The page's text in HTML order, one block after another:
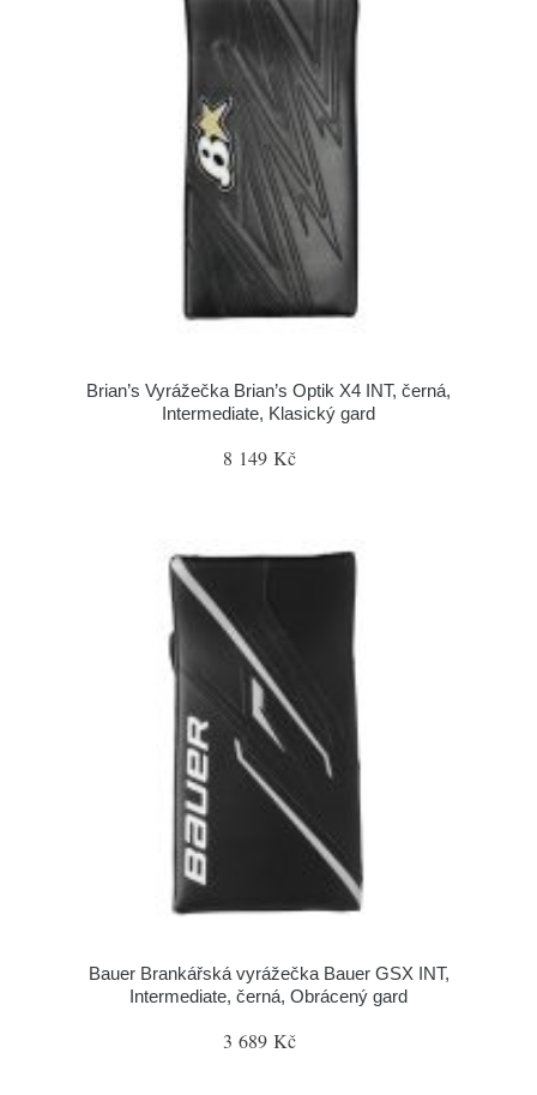
Brian’s Vyrážečka Brian’s Optik X4 INT, černá,
Intermediate, Klasický gard
8 149 Kč
Bauer Brankářská vyrážečka Bauer GSX INT,
Intermediate, černá, Obrácený gard
3 689 Kč